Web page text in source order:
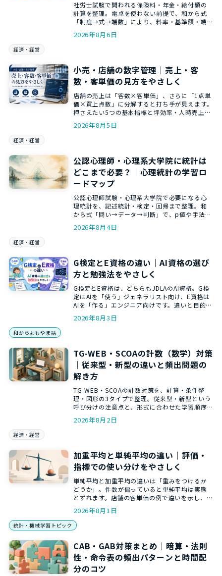
社労士試験で問われる保険料・年金・給付額の
計算を整理。電卓を使わない前提で、和から式
「制度→式→端数」により、料率・基準額・端
数処理の取り違えを防ぐ方法を解説します。
2026年8月6日
経済・経営
小売・店舗の数字管理｜売上・客
数・客単価の見方をやさしく
店舗の売上は「客数×客単価」、さらに「1点単
価×買上点数」に分解すると打ち手が見えます。
押さえたい5つの基本指標と坪効率・人時売上高
の見方まで、和からの数トレ講師がやさしく解
説します。
2026年8月5日
経済・経営
公認心理師・心理系大学院に統計は
どこまで必要？｜心理統計の学習ロ
ードマップ
公認心理師試験・心理系大学院で必要になる心
理統計を、記述統計・検定・回帰まで整理。和
から式「問い→データ→判断」で、p値や手法選
びを意味から理解する学習ロードマップです。
2026年8月4日
経済・経営
G検定とE資格の違い｜AI資格の選び
方と勉強法をやさしく
G検定とE資格は、どちらもJDLAのAI資格。G検
定はAIを「使う」ジェネラリスト向け、E資格は
AIを「作る」エンジニア向けです。違いと目的別
の選び方・勉強法を、和からの講師がやさしく
解説します。
2026年8月3日
和からよもやま話
TG-WEB・SCOAの計数（数学）対策
｜従来型・新型の違いと頻出問題の
解き方
TG-WEB・SCOAの計数対策を、計算・条件整
理・図形の3タイプで整理。従来型・新型という
呼び分けの注意点と、形式に合わせた学習順序
を分かりやすく解説します。
2026年8月2日
経済・経営
加重平均と単純平均の違い｜評価・
指標での使い分けをやさしく
単純平均と加重平均の違いは「重みをつけるか
どうか」。件数が偏っていると単純平均は実態
とずれます。店舗の客単価の例で違いを示し、
ExcelのSUMPRODUCTでの計算まで、和からの
統計講師がやさしく解説します。
2026年8月1日
統計・機械学習トピック
CAB・GAB対策まとめ｜暗算・法則
性・命令表の頻出パターンと時間配
分のコツ